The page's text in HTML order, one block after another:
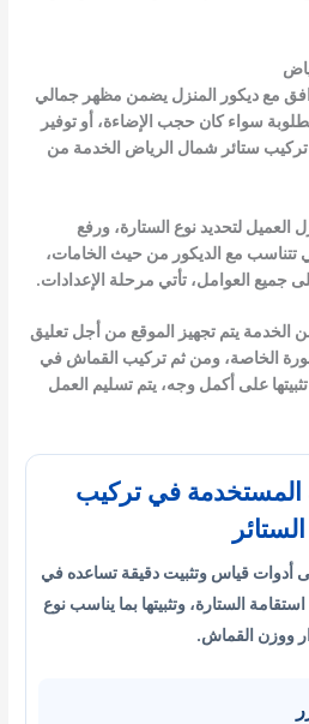
مع ديكور المنزل يضمن مظهر جمالي
سواء كان حجب الإضاءة، أو توفير
ستائر شمال الرياض الخدمة من
العميل لتحديد نوع الستارة، ورفع
تتناسب مع الديكور من حيث الخامات،
جميع العوامل، تأتي مرحلة الإعدادات.
الخدمة يتم تجهيز الموقع من أجل تعليق
الخاصة، ومن ثم تركيب القماش في
على أكمل وجه، يتم تسليم العمل
المستخدمة في تركيب
الستائر
أدوات قياس وتثبيت دقيقة تساعده في
الستارة، وتثبيتها بما يناسب نوع
ووزن القماش.